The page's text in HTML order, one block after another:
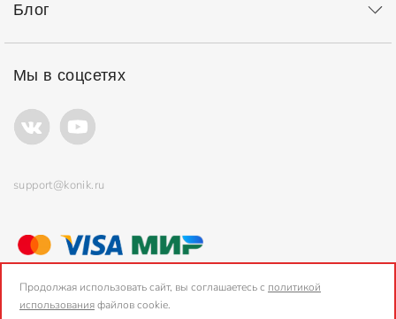
Блог
Мы в соцсетях
support@konik.ru
2006-2026, Konik.ru
Продолжая использовать сайт, вы соглашаетесь с политикой
использованияфайлов cookie.